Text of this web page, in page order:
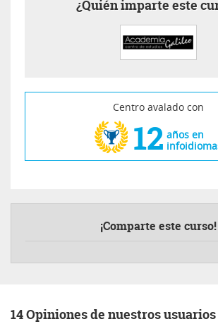
¿Quién imparte este
Centro avalado con
12 años en
¡Comparte este curso!
14 Opiniones de nuestros usuarios